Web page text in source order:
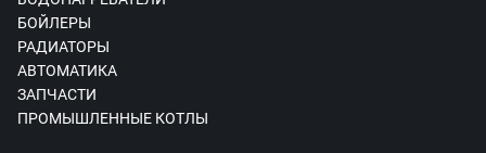
БОЙЛЕРЫ
РАДИАТОРЫ
АВТОМАТИКА
ЗАПЧАСТИ
ПРОМЫШЛЕННЫЕ КОТЛЫ